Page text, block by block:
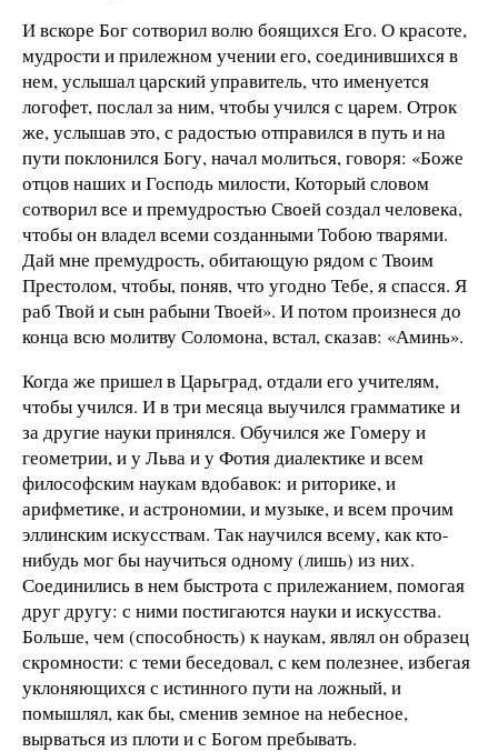
И вскоре Бог сотворил волю боящихся Его. О красоте,
мудрости и прилежном учении его, соединившихся в
нем, услышал царский управитель, что именуется
логофет, послал за ним, чтобы учился с царем. Отрок
же, услышав это, с радостью отправился в путь и на
пути поклонился Богу, начал молиться, говоря: «Боже
отцов наших и Господь милости, Который словом
сотворил все и премудростью Своей создал человека,
чтобы он владел всеми созданными Тобою тварями.
Дай мне премудрость, обитающую рядом с Твоим
Престолом, чтобы, поняв, что угодно Тебе, я спасся. Я
раб Твой и сын рабыни Твоей». И потом произнеся до
конца всю молитву Соломона, встал, сказав: «Аминь».
Когда же пришел в Царьград, отдали его учителям,
чтобы учился. И в три месяца выучился грамматике и
за другие науки принялся. Обучился же Гомеру и
геометрии, и у Льва и у Фотия диалектике и всем
философским наукам вдобавок: и риторике, и
арифметике, и астрономии, и музыке, и всем прочим
эллинским искусствам. Так научился всему, как кто-
нибудь мог бы научиться одному (лишь) из них.
Соединились в нем быстрота с прилежанием, помогая
друг другу: с ними постигаются науки и искусства.
Больше, чем (способность) к наукам, являл он образец
скромности: с теми беседовал, с кем полезнее, избегая
уклоняющихся с истинного пути на ложный, и
помышлял, как бы, сменив земное на небесное,
вырваться из плоти и с Богом пребывать.